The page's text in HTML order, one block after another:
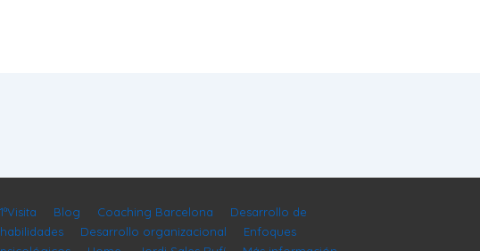
1ªVisita Blog Coaching Barcelona
Desarrollo de
habilidades
Desarrollo organizacional
Enfoques